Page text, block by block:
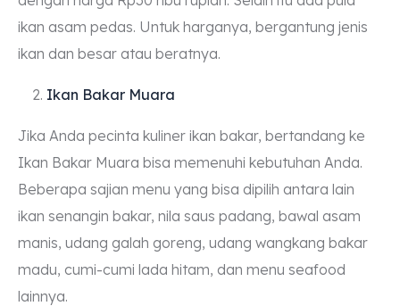
ikan asam pedas. Untuk harganya, bergantung jenis
ikan dan besar atau beratnya.
Ikan Bakar Muara
Jika Anda pecinta kuliner ikan bakar, bertandang ke
Ikan Bakar Muara bisa memenuhi kebutuhan Anda.
Beberapa sajian menu yang bisa dipilih antara lain
ikan senangin bakar, nila saus padang, bawal asam
manis, udang galah goreng, udang wangkang bakar
madu, cumi-cumi lada hitam, dan menu seafood
lainnya.